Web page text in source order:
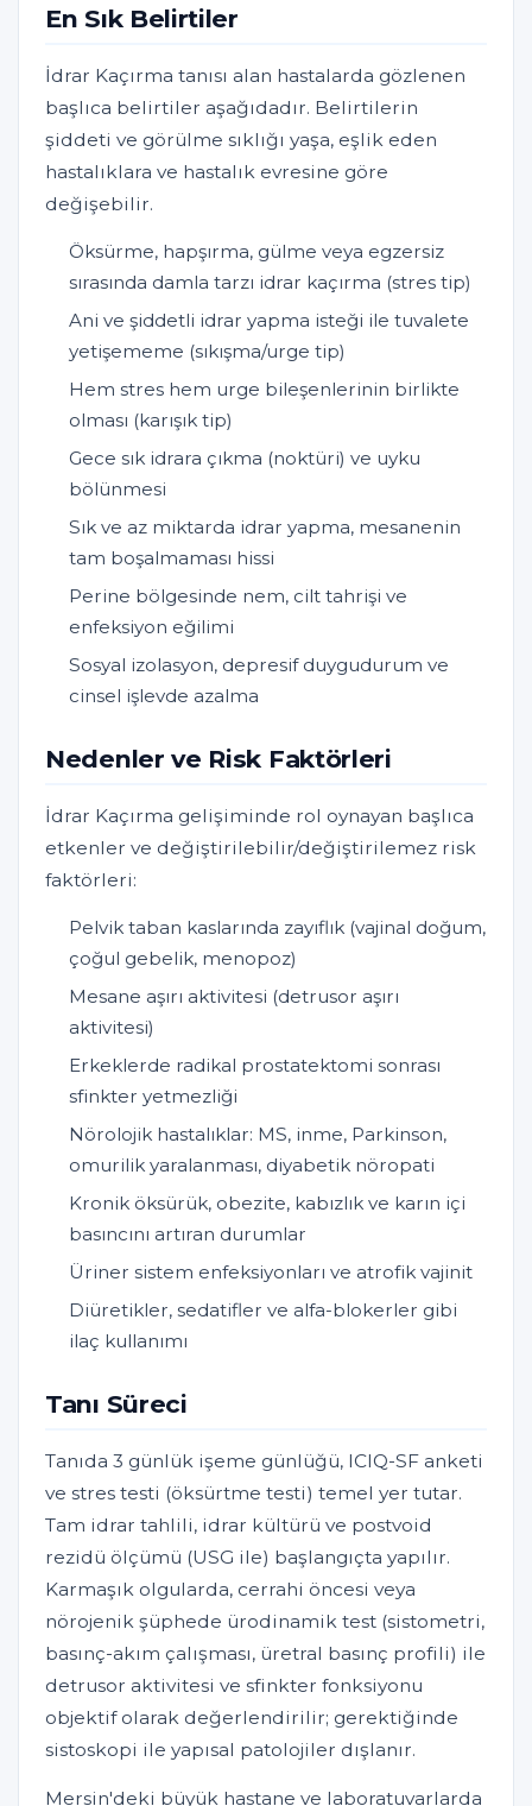
En Sık Belirtiler
İdrar Kaçırma tanısı alan hastalarda gözlenen
başlıca belirtiler aşağıdadır. Belirtilerin
şiddeti ve görülme sıklığı yaşa, eşlik eden
hastalıklara ve hastalık evresine göre
değişebilir.
Öksürme, hapşırma, gülme veya egzersiz
sırasında damla tarzı idrar kaçırma (stres tip)
Ani ve şiddetli idrar yapma isteği ile tuvalete
yetişememe (sıkışma/urge tip)
Hem stres hem urge bileşenlerinin birlikte
olması (karışık tip)
Gece sık idrara çıkma (noktüri) ve uyku
bölünmesi
Sık ve az miktarda idrar yapma, mesanenin
tam boşalmaması hissi
Perine bölgesinde nem, cilt tahrişi ve
enfeksiyon eğilimi
Sosyal izolasyon, depresif duygudurum ve
cinsel işlevde azalma
Nedenler ve Risk Faktörleri
İdrar Kaçırma gelişiminde rol oynayan başlıca
etkenler ve değiştirilebilir/değiştirilemez risk
faktörleri:
Pelvik taban kaslarında zayıflık (vajinal doğum,
çoğul gebelik, menopoz)
Mesane aşırı aktivitesi (detrusor aşırı
aktivitesi)
Erkeklerde radikal prostatektomi sonrası
sfinkter yetmezliği
Nörolojik hastalıklar: MS, inme, Parkinson,
omurilik yaralanması, diyabetik nöropati
Kronik öksürük, obezite, kabızlık ve karın içi
basıncını artıran durumlar
Üriner sistem enfeksiyonları ve atrofik vajinit
Diüretikler, sedatifler ve alfa-blokerler gibi
ilaç kullanımı
Tanı Süreci
Tanıda 3 günlük işeme günlüğü, ICIQ-SF anketi
ve stres testi (öksürtme testi) temel yer tutar.
Tam idrar tahlili, idrar kültürü ve postvoid
rezidü ölçümü (USG ile) başlangıçta yapılır.
Karmaşık olgularda, cerrahi öncesi veya
nörojenik şüphede ürodinamik test (sistometri,
basınç-akım çalışması, üretral basınç profili) ile
detrusor aktivitesi ve sfinkter fonksiyonu
objektif olarak değerlendirilir; gerektiğinde
sistoskopi ile yapısal patolojiler dışlanır.
Mersin'deki büyük hastane ve laboratuvarlarda